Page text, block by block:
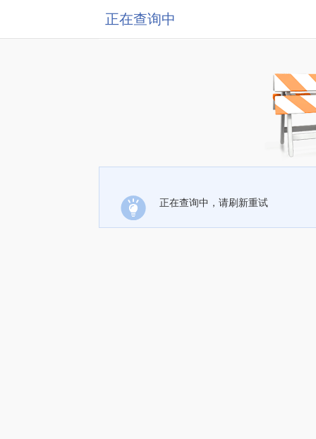
正在查询中
正在查询中，请刷新重试